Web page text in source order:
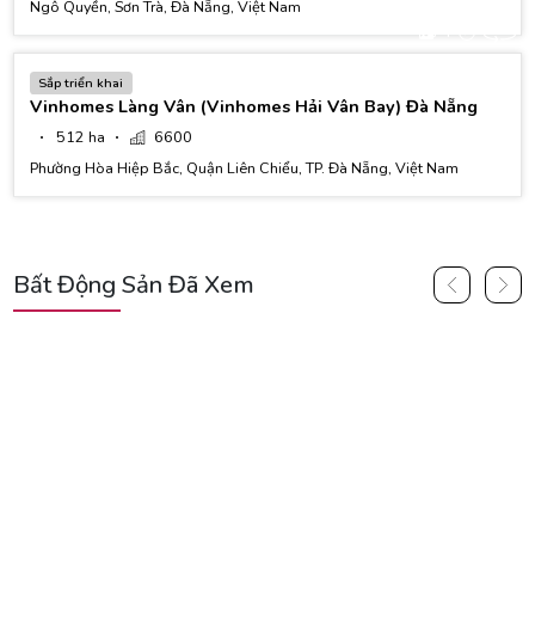
Ngô Quyền, Sơn Trà, Đà Nẵng, Việt Nam
Sắp triển khai
Vinhomes Làng Vân (Vinhomes Hải Vân Bay) Đà Nẵng
512 ha
6600
Phường Hòa Hiệp Bắc, Quận Liên Chiểu, TP. Đà Nẵng, Việt Nam
Bất Động Sản Đã Xem